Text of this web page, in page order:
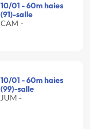
10/01 - 60m haies
(91)-salle
CAM -
10/01 - 60m haies
(99)-salle
JUM -